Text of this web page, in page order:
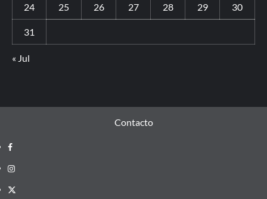
24 25 26 27 28 29 30
31
« Jul
Contacto